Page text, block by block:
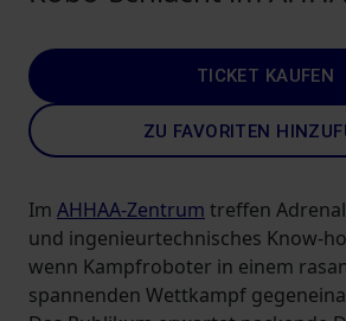
TICKET KAUFEN
ZU FAVORITEN
Im AHHAA-Zentrum treffen
und ingenieurtechnisches Know-
wenn Kampfroboter in einem
spannenden Wettkampf